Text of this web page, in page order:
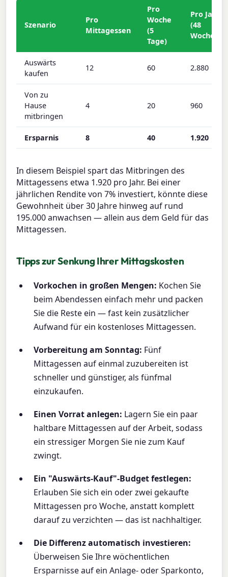
Szenario
Pro
Mittagessen
Pro
Woche
(5
Tage)
Pro Jahr
(48
Wochen)
Auswärts
kaufen
12 60 2.880
Von zu
Hause
mitbringen
4 20 960
Ersparnis 8 40 1.920
In diesem Beispiel spart das Mitbringen des
Mittagessens etwa 1.920 pro Jahr. Bei einer
jährlichen Rendite von 7% investiert, könnte diese
Gewohnheit über 30 Jahre hinweg auf rund
195.000 anwachsen — allein aus dem Geld für das
Mittagessen.
Tipps zur Senkung Ihrer Mittagskosten
Vorkochen in großen Mengen: Kochen Sie
beim Abendessen einfach mehr und packen
Sie die Reste ein — fast kein zusätzlicher
Aufwand für ein kostenloses Mittagessen.
Vorbereitung am Sonntag: Fünf
Mittagessen auf einmal zuzubereiten ist
schneller und günstiger, als fünfmal
einzukaufen.
Einen Vorrat anlegen: Lagern Sie ein paar
haltbare Mittagessen auf der Arbeit, sodass
ein stressiger Morgen Sie nie zum Kauf
zwingt.
Ein "Auswärts-Kauf"-Budget festlegen:
Erlauben Sie sich ein oder zwei gekaufte
Mittagessen pro Woche, anstatt komplett
darauf zu verzichten — das ist nachhaltiger.
Die Differenz automatisch investieren:
Überweisen Sie Ihre wöchentlichen
Ersparnisse auf ein Anlage- oder Sparkonto,